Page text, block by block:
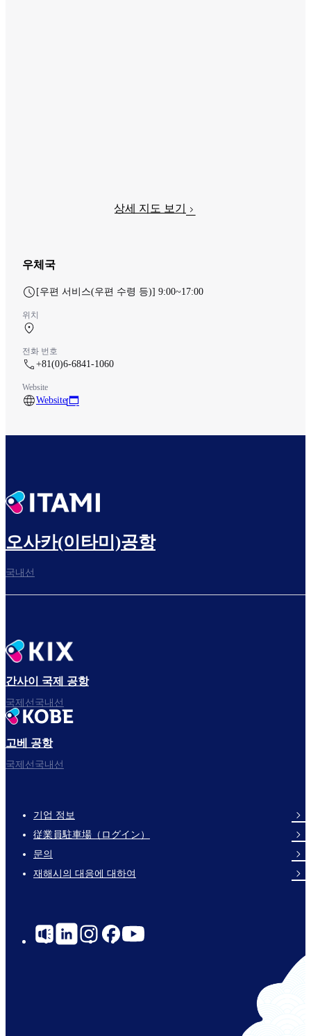
상세 지도 보기
우체국
[우편 서비스(우편 수령 등)] 9:00~17:00
위치
전화 번호
+81(0)6-6841-1060
Website
Website
오사카(이타미)공항
국내선
간사이 국제 공항
국제선국내선
고베 공항
국제선국내선
Footer
Links
기업 정보
従業員駐車場（ログイン）
문의
재해시의 대응에 대하여
Social